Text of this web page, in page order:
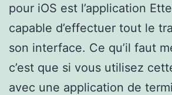
pour iOS est l’application
capable d’effectuer tout le
son interface. Ce qu’il faut
c’est que si vous utilisez
avec une application de